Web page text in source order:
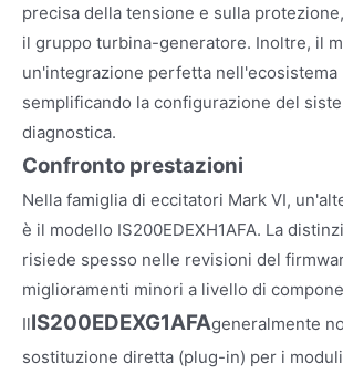
precisa della tensione e sulla
il gruppo turbina-generatore. Inoltre, il
un'integrazione perfetta nell'ecosistema
semplificando la configurazione del
diagnostica.
Confronto prestazioni
Nella famiglia di eccitatori Mark VI,
è il modello IS200EDEXH1AFA. La
risiede spesso nelle revisioni del
miglioramenti minori a livello di
IlIS200EDEXG1AFAgeneralmente
sostituzione diretta (plug-in) per i